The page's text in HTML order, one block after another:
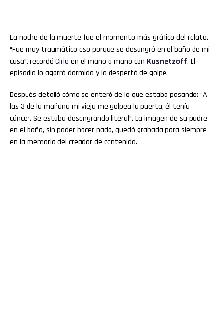
La noche de la muerte fue el momento más gráfico del relato.
“Fue muy traumático eso porque se desangró en el baño de mi
casa”, recordó Cirio en el mano a mano con Kusnetzoff. El
episodio lo agarró dormido y lo despertó de golpe.
Después detalló cómo se enteró de lo que estaba pasando: “A
las 3 de la mañana mi vieja me golpea la puerta, él tenía
cáncer. Se estaba desangrando literal”. La imagen de su padre
en el baño, sin poder hacer nada, quedó grabada para siempre
en la memoria del creador de contenido.